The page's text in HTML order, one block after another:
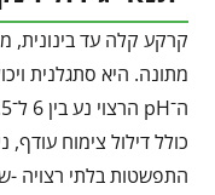
קרקע קלה עד בינונית,
מתונה. היא סתגלנית
כולל דילול צימוח עודף,
התפשטות בלתי רצויה -